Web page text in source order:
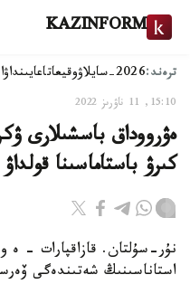
KAZINFORM
ترەند:2026-سايلاۋ وقيعاتاعايىنداۋ
15:10, 11 ناۋرىز 2022
ەۋرووداق باسشىلارى
كىرۋ باستاماسىنا
نۇر-سۇلتان. قازاقپارات – ە
استاناسىنىڭ شەتىندەگى